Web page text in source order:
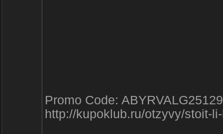
Promo Code:
http://kupoklub.ru/otzyvy/stoit-